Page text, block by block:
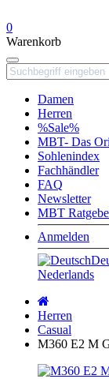
0
Warenkorb
Navigation
Damen
Herren
%Sale%
MBT- Das
Sohlenindex
Fachhändler
FAQ
Newsletter
MBT
Anmelden
Nederlands
Herren
Casual
M360 E2 M